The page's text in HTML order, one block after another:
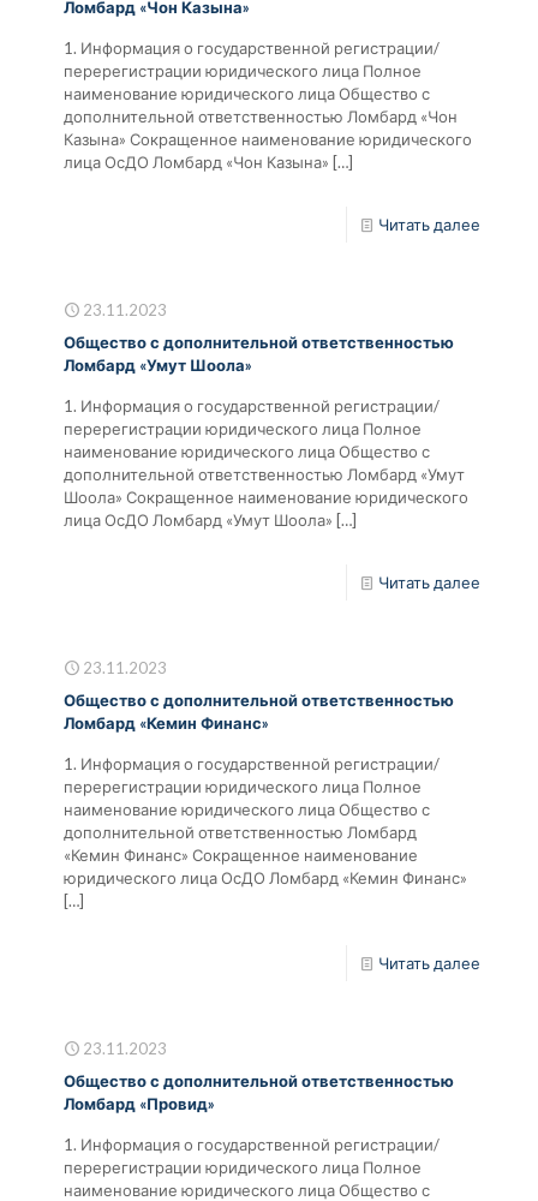
Ломбард «Чон Казына»
1. Информация о государственной регистрации/
перерегистрации юридического лица Полное
наименование юридического лица Общество с
дополнительной ответственностью Ломбард «Чон
Казына» Сокращенное наименование юридического
лица ОсДО Ломбард «Чон Казына» […]
Читать далее
23.11.2023
Общество с дополнительной ответственностью
Ломбард «Умут Шоола»
1. Информация о государственной регистрации/
перерегистрации юридического лица Полное
наименование юридического лица Общество с
дополнительной ответственностью Ломбард «Умут
Шоола» Сокращенное наименование юридического
лица ОсДО Ломбард «Умут Шоола» […]
Читать далее
23.11.2023
Общество с дополнительной ответственностью
Ломбард «Кемин Финанс»
1. Информация о государственной регистрации/
перерегистрации юридического лица Полное
наименование юридического лица Общество с
дополнительной ответственностью Ломбард
«Кемин Финанс» Сокращенное наименование
юридического лица ОсДО Ломбард «Кемин Финанс»
[…]
Читать далее
23.11.2023
Общество с дополнительной ответственностью
Ломбард «Провид»
1. Информация о государственной регистрации/
перерегистрации юридического лица Полное
наименование юридического лица Общество с